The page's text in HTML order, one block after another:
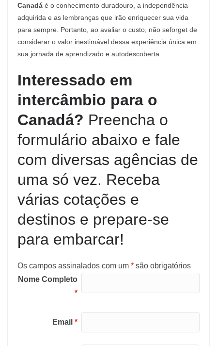
Canadá é o conhecimento duradouro, a independência
adquirida e as lembranças que irão enriquecer sua vida
para sempre. Portanto, ao avaliar o custo, não seforget de
considerar o valor inestimável dessa experiência única em
sua jornada de aprendizado e autodescoberta.
Interessado em
intercâmbio para o
Canadá? Preencha o
formulário abaixo e fale
com diversas agências de
uma só vez. Receba
várias cotações e
destinos e prepare-se
para embarcar!
Os campos assinalados com um * são obrigatórios
Nome Completo
*
Email*